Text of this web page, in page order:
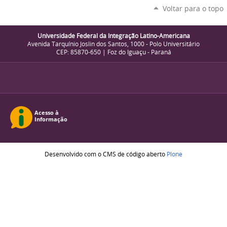
Voltar para o topo
Universidade Federal da Integração Latino-Americana
Avenida Tarquínio Joslin dos Santos, 1000 - Polo Universitário
CEP: 85870-650 | Foz do Iguaçu - Paraná
Desenvolvido com o CMS de código aberto Plone